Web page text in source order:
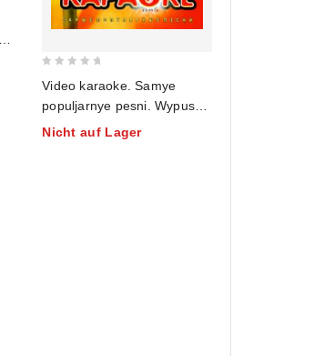
of
5
Video karaoke. Samye
populjarnye pesni. Wypusk
3
Nicht auf Lager